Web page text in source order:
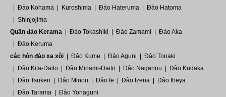
Đảo Kohama
Kuroshima Đảo Hateruma
Đảo Hatoma
Shinjojima
Quần đảo Kerama
Đảo Tokashiki Đảo Zamami
Đảo Aka
Đảo Keruma
các hòn đảo xa xôi
Đảo Kume Đảo Aguni
Đảo Tonaki
Đảo Kita-Daito
Đảo Minami-Daito Đảo Nagannu
Đảo Kudaka
Đảo Tsuken
Đảo Minou Đảo Ie Đảo Izena
Đảo Iheya
Đảo Tarama
Đảo Yonaguni